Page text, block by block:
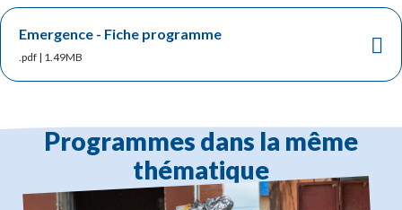
Emergence - Fiche programme
.pdf | 1.49MB
Programmes dans la même
thématique